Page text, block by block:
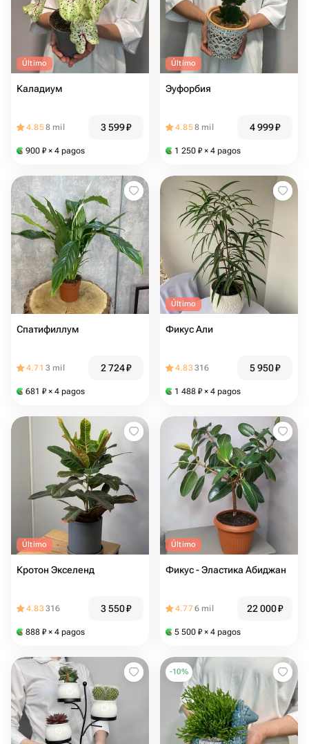
Último
Каладиум
4.858 mil 3 599₽
900 ₽ × 4 pagos
Último
Эуфорбия
4.858 mil 4 999₽
1 250 ₽ × 4 pagos
Спатифиллум
4.71 3 mil 2 724₽
681 ₽ × 4 pagos
Último
Фикус Али
4.83316 5 950₽
1 488 ₽ × 4 pagos
Último
Кротон Экселенд
4.83316 3 550₽
888 ₽ × 4 pagos
Último
Фикус - Эластика Абиджан
4.776 mil 22 000₽
5 500 ₽ × 4 pagos
-10%